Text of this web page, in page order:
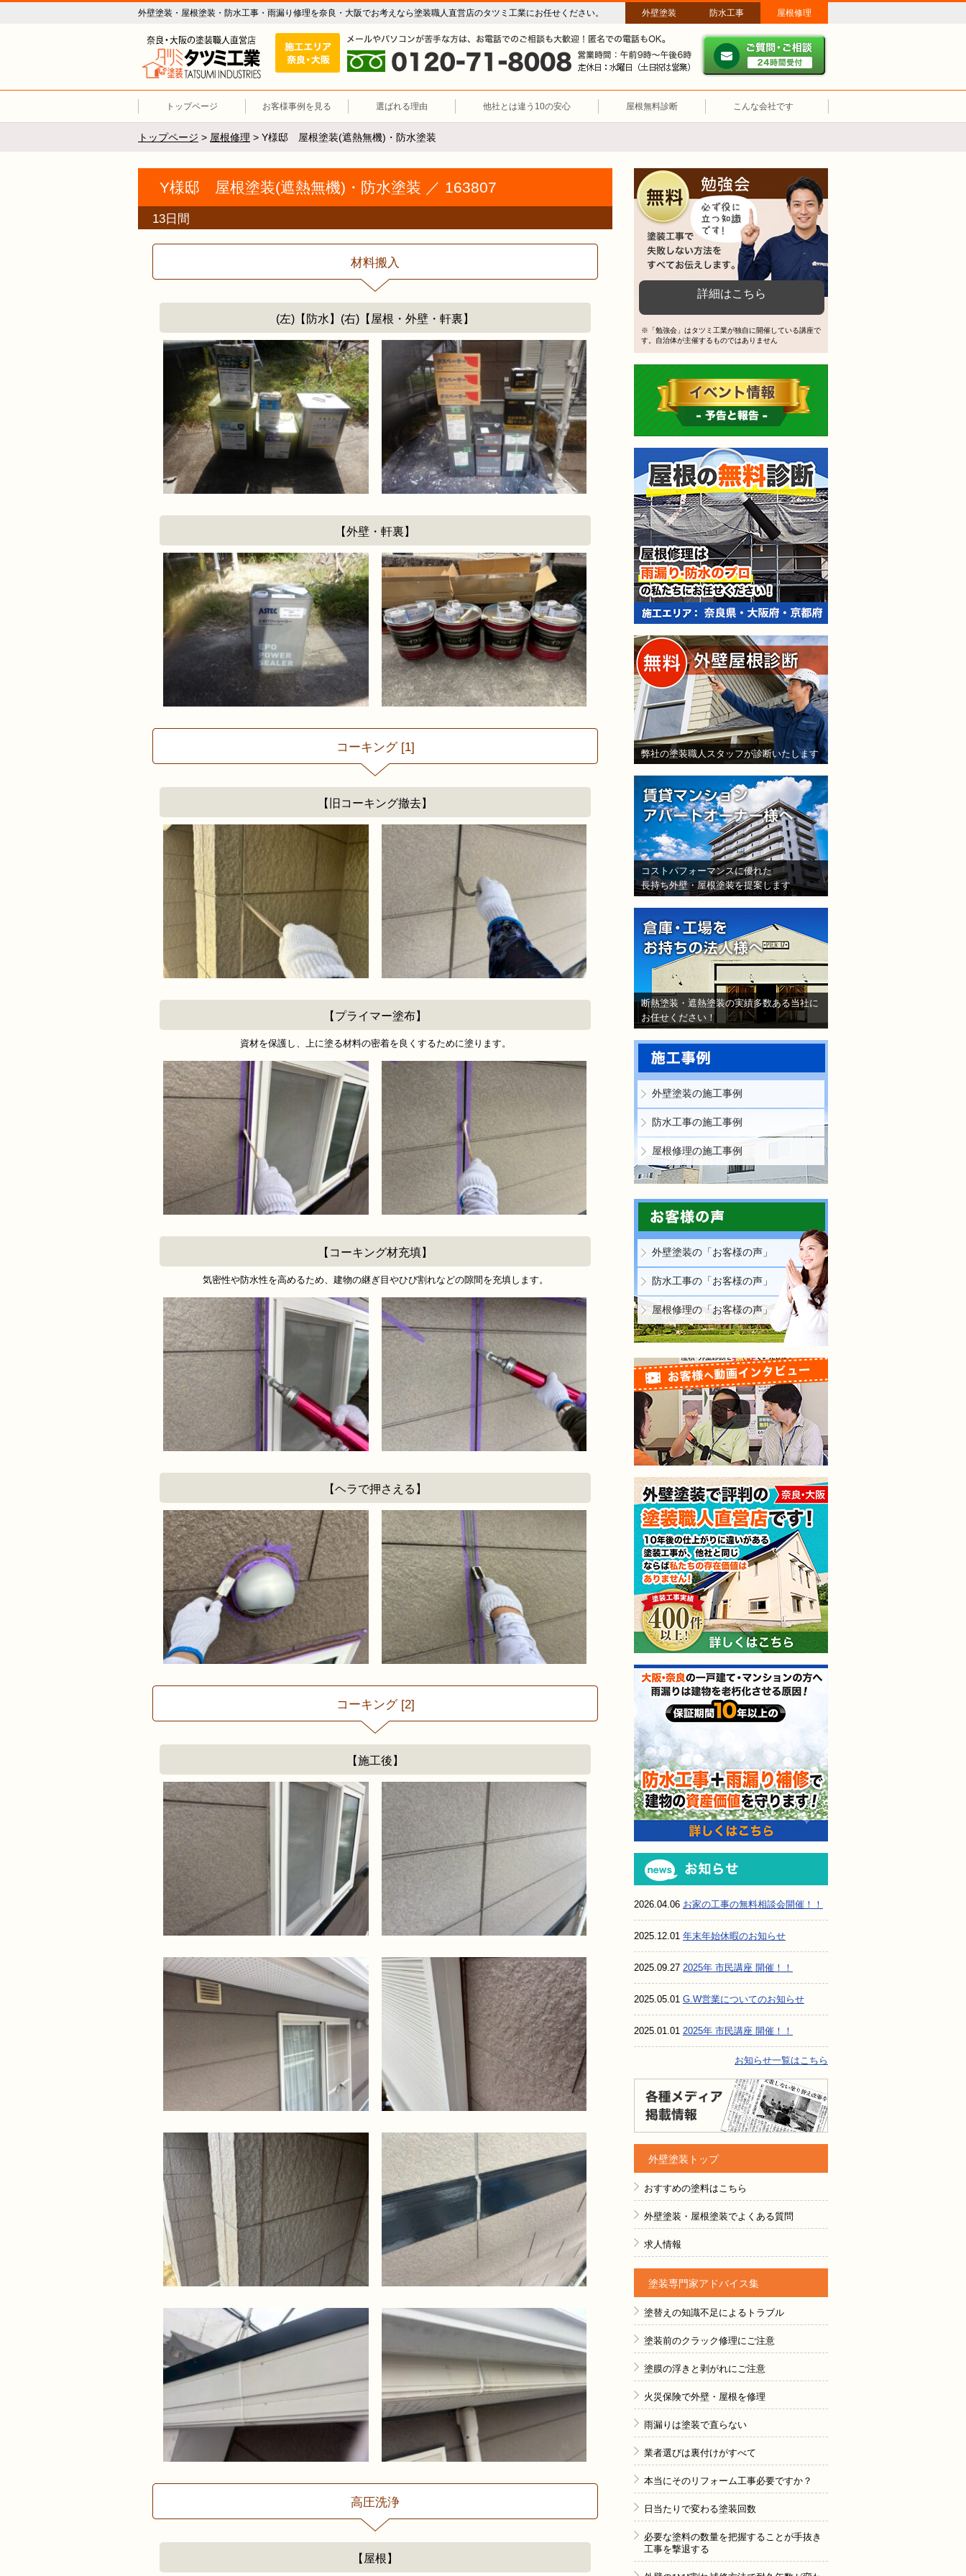
外壁塗装・屋根塗装・防水工事・雨漏り修理を奈良・大阪でお考えなら塗装職人直営店のタツミ工業にお任せください。 外壁塗装 防水工事 屋根修理
外壁塗装 屋根塗装（奈良 大阪）塗装職人直営店 タツミ工業
施工エリア 奈良・大阪。
メールやパソコンが苦手な方は、お電話でのご相談も大歓迎！匿名で
0120-71-8008
営業時間：午前9時～午後6時 土日祝も営業しています。
トップページ お客様事例を見る 選ばれる理由 他社とは違う10の安心 屋根無料診断 こんな会社です
トップページ > 屋根修理 > Y様邸 屋根塗装(遮熱無機)・防水塗装
Y様邸 屋根塗装(遮熱無機)・防水塗装 ／ 163807
13日間
材料搬入
(左)【防水】(右)【屋根・外壁・軒裏】
【外壁・軒裏】
コーキング [1]
【旧コーキング撤去】
【プライマー塗布】
資材を保護し、上に塗る材料の密着を良くするために塗ります。
【コーキング材充填】
気密性や防水性を高めるため、建物の継ぎ目やひび割れなどの隙間を充填します。
【ヘラで押さえる】
コーキング [2]
【施工後】
高圧洗浄
【屋根】
無料勉強会
塗装工事で失敗しない方法をすべてお伝え
詳細はこちら
※「勉強会」はタツミ工業が独自に開催している講座で
す。自治体が主催するものではありません
弊社の塗装職人スタッフが診断いたします
コストパフォーマンスに優れた
長持ち外壁・屋根塗装を提案します
断熱塗装・遮熱塗装の実績多数ある当社に
お任せください！
外壁塗装の施工事例
防水工事の施工事例
屋根修理の施工事例
外壁塗装の「お客様の声」
防水工事の「お客様の声」
屋根修理の「お客様の声」
2026.04.06 お家の工事の無料相談会開催！！
2025.12.01 年末年始休暇のお知らせ
2025.09.27 2025年 市民講座 開催！！
2025.05.01 G.W営業についてのお知らせ
2025.01.01 2025年 市民講座 開催！！
お知らせ一覧はこちら
外壁塗装トップ
おすすめの塗料はこちら
外壁塗装・屋根塗装でよくある質問
求人情報
塗装専門家アドバイス集
塗替えの知識不足によるトラブル
塗装前のクラック修理にご注意
塗膜の浮きと剥がれにご注意
火災保険で外壁・屋根を修理
雨漏りは塗装で直らない
業者選びは裏付けがすべて
本当にそのリフォーム工事必要ですか？
日当たりで変わる塗装回数
必要な塗料の数量を把握することが手抜き
工事を撃退する